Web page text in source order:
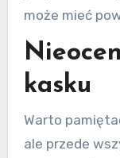
może mieć
kasku
Warto
ale przede